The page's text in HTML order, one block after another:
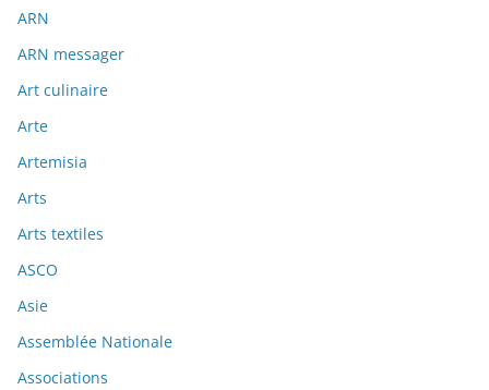
ARN
ARN messager
Art culinaire
Arte
Artemisia
Arts
Arts textiles
ASCO
Asie
Assemblée Nationale
Associations